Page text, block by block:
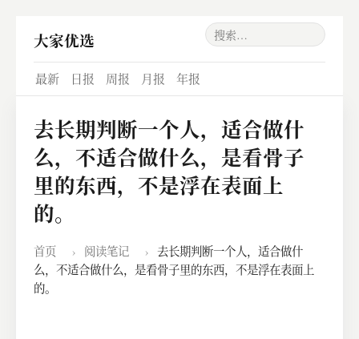
大家优选
最新 日报 周报 月报 年报
去长期判断一个人，适合做什
么，不适合做什么，是看骨子
里的东西，不是浮在表面上
的。
首页 › 阅读笔记 ›
去长期判断一个人，适合做什
么，不适合做什么，是看骨子里的东西，不是浮在表面上
的。